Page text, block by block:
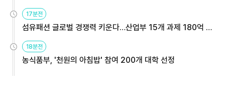
용해야
17분전
섬유패션 글로벌 경쟁력 키운다…산업부 15개 과제 180억 지
원
18분전
농식품부, '천원의 아침밥' 참여 200개 대학 선정